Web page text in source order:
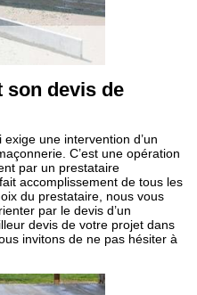
son devis de
une intervention d’un
C’est une opération
par un prestataire
accomplissement de tous les
du prestataire, nous vous
par le devis d’un
devis de votre projet dans
invitons de ne pas hésiter à